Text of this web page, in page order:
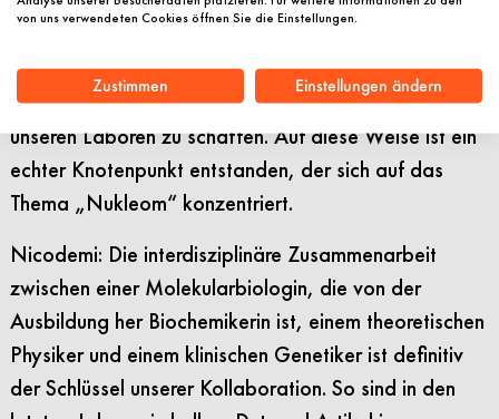
Programm der Stiftung Charité war eine großartige
Möglichkeit, eine nähere Verbindung zwischen
unseren Laboren zu schaffen. Auf diese Weise ist ein
echter Knotenpunkt entstanden, der sich auf das
Thema „Nukleom“ konzentriert.
Nicodemi: Die interdisziplinäre Zusammenarbeit
zwischen einer Molekularbiologin, die von der
Ausbildung her Biochemikerin ist, einem theoretischen
Physiker und einem klinischen Genetiker ist definitiv
der Schlüssel unserer Kollaboration. So sind in den
von uns verwendeten Cookies öffnen Sie die Einstellungen.
Zustimmen Einstellungen ändern